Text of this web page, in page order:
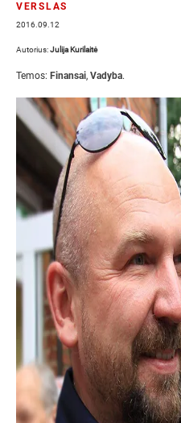
VERSLAS
2016.09.12
Autorius:Julija Kurilaitė
Temos: Finansai, Vadyba.